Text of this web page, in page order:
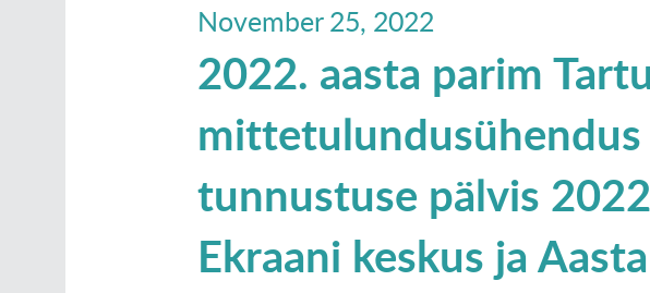
November 25, 2022
2022. aasta parim
tunnustuse pälvis
Ekraani keskus ja